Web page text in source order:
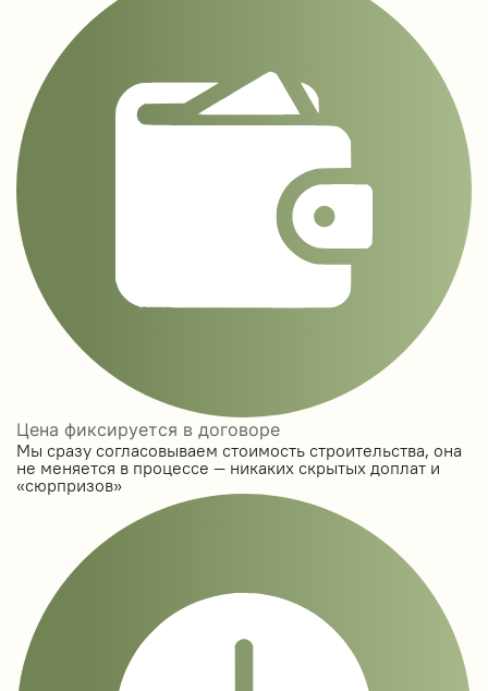
Цена фиксируется в договоре
Мы сразу согласовываем стоимость строительства, она
не меняется в процессе — никаких скрытых доплат и
«сюрпризов»